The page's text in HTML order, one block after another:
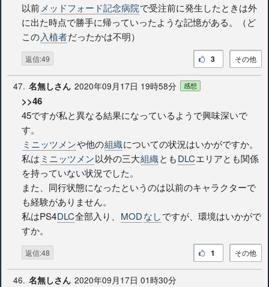
以前 メッドフォード記念病院で受注前に発生したときは外
に出た時点で勝手に帰っていったような記憶がある。（ど
この入植者だったかは不明）
返信:49 その他
3
47. 名無しさん 2020年09月17日 19時58分 感想
>>46
45ですが私と異なる結果になっているようで興味深いで
す。
ミニッツメンや他の組織についての状況はいかがですか。
私は ミニッツメン以外の三大組織ともDLCエリアとも関係
を持っていない状況でした。
また、同行状態になったというのは以前のキャラクターで
も経験がありません。
私はPS4DLC全部入り、 MODなしですが、環境はいかがで
すか。
返信:48 その他
1
46. 名無しさん 2020年09月17日 01時30分